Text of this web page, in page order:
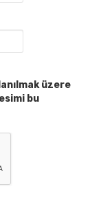
üzere
bu